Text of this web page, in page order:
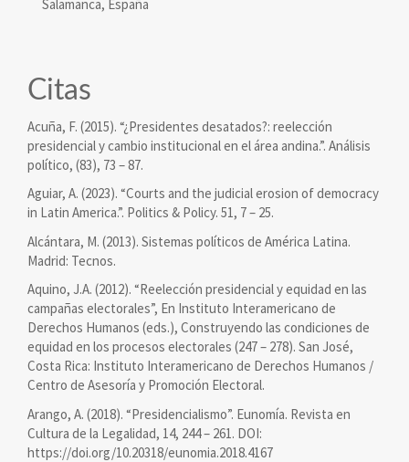
Salamanca, España
Citas
Acuña, F. (2015). “¿Presidentes desatados?: reelección
presidencial y cambio institucional en el área andina.”. Análisis
político, (83), 73 – 87.
Aguiar, A. (2023). “Courts and the judicial erosion of democracy
in Latin America.”. Politics & Policy. 51, 7 – 25.
Alcántara, M. (2013). Sistemas políticos de América Latina.
Madrid: Tecnos.
Aquino, J.A. (2012). “Reelección presidencial y equidad en las
campañas electorales”, En Instituto Interamericano de
Derechos Humanos (eds.), Construyendo las condiciones de
equidad en los procesos electorales (247 – 278). San José,
Costa Rica: Instituto Interamericano de Derechos Humanos /
Centro de Asesoría y Promoción Electoral.
Arango, A. (2018). “Presidencialismo”. Eunomía. Revista en
Cultura de la Legalidad, 14, 244 – 261. DOI:
https://doi.org/10.20318/eunomia.2018.4167